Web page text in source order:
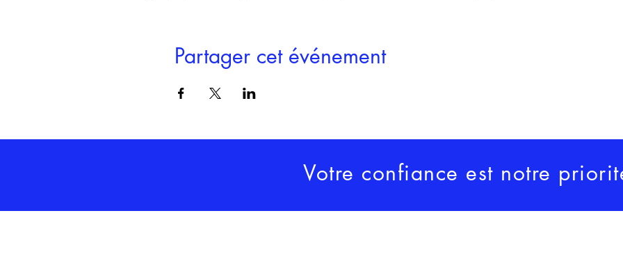
Partager cet événement
Votre confiance est notre